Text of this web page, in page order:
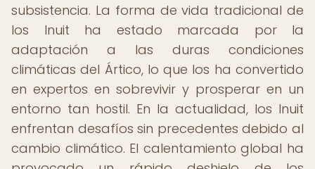
subsistencia. La forma de vida tradicional de
los Inuit ha estado marcada por la
adaptación a las duras condiciones
climáticas del Ártico, lo que los ha convertido
en expertos en sobrevivir y prosperar en un
entorno tan hostil. En la actualidad, los Inuit
enfrentan desafíos sin precedentes debido al
cambio climático. El calentamiento global ha